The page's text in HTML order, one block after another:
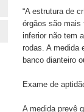
“A estrutura de
órgãos são mais
inferior não tem
rodas. A medida
banco dianteiro
Exame de
A medida prevê